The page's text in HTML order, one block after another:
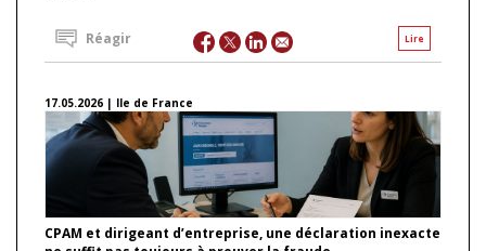
Lire
Réagir
17.05.2026 | Ile de France
CPAM et dirigeant d’entreprise, une déclaration inexacte